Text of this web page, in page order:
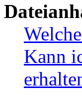
Kann